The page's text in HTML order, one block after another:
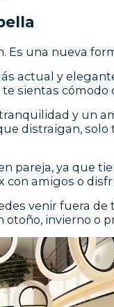
Es una nueva
actual y
sientas
y un
distraigan, solo
pareja, ya que
con amigos o
venir fuera
invierno o